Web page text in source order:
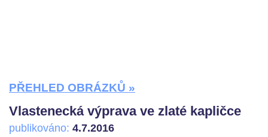
PŘEHLED OBRÁZKŮ »
Vlastenecká výprava ve zlaté kapličce
publikováno: 4.7.2016